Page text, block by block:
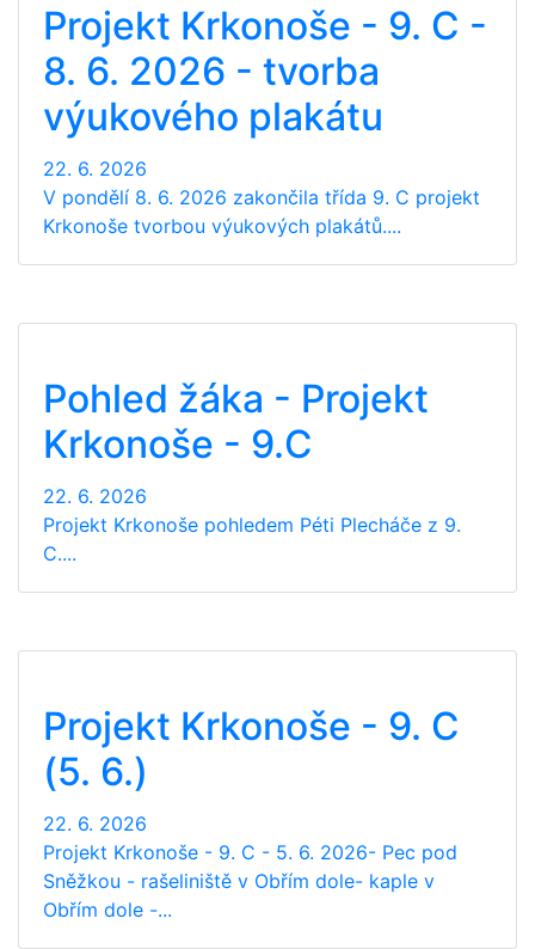
Projekt Krkonoše - 9. C -
8. 6. 2026 - tvorba
výukového plakátu
22. 6. 2026
V pondělí 8. 6. 2026 zakončila třída 9. C projekt
Krkonoše tvorbou výukových plakátů....
Pohled žáka - Projekt
Krkonoše - 9.C
22. 6. 2026
Projekt Krkonoše pohledem Péti Plecháče z 9.
C....
Projekt Krkonoše - 9. C
(5. 6.)
22. 6. 2026
Projekt Krkonoše - 9. C - 5. 6. 2026- Pec pod
Sněžkou - rašeliniště v Obřím dole- kaple v
Obřím dole -...